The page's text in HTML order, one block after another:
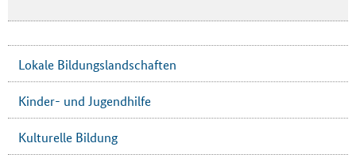
Lokale Bildungslandschaften
Kinder- und Jugendhilfe
Kulturelle Bildung